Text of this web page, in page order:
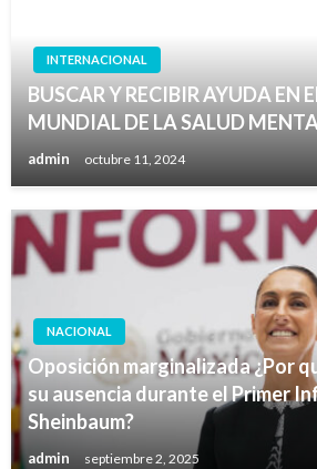
INTERNACIONAL
BUSCAR Y RECIBIR AYUDA EN
MUNDIAL DE LA SALUD
admin octubre 11, 2024
NACIONAL
Oposición marginalizada ¿Por
su ausencia durante el Primer
Sheinbaum?
admin septiembre 2, 2025